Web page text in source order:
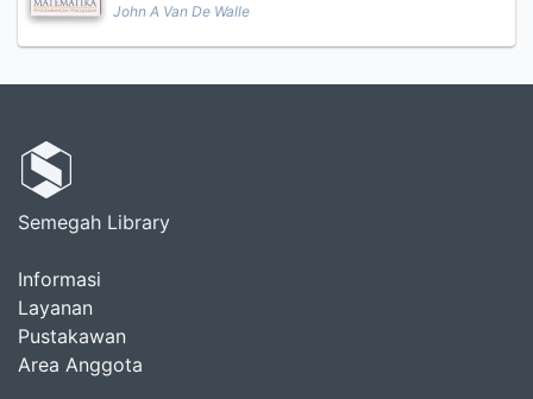
John A Van De Walle
Semegah Library
Informasi
Layanan
Pustakawan
Area Anggota